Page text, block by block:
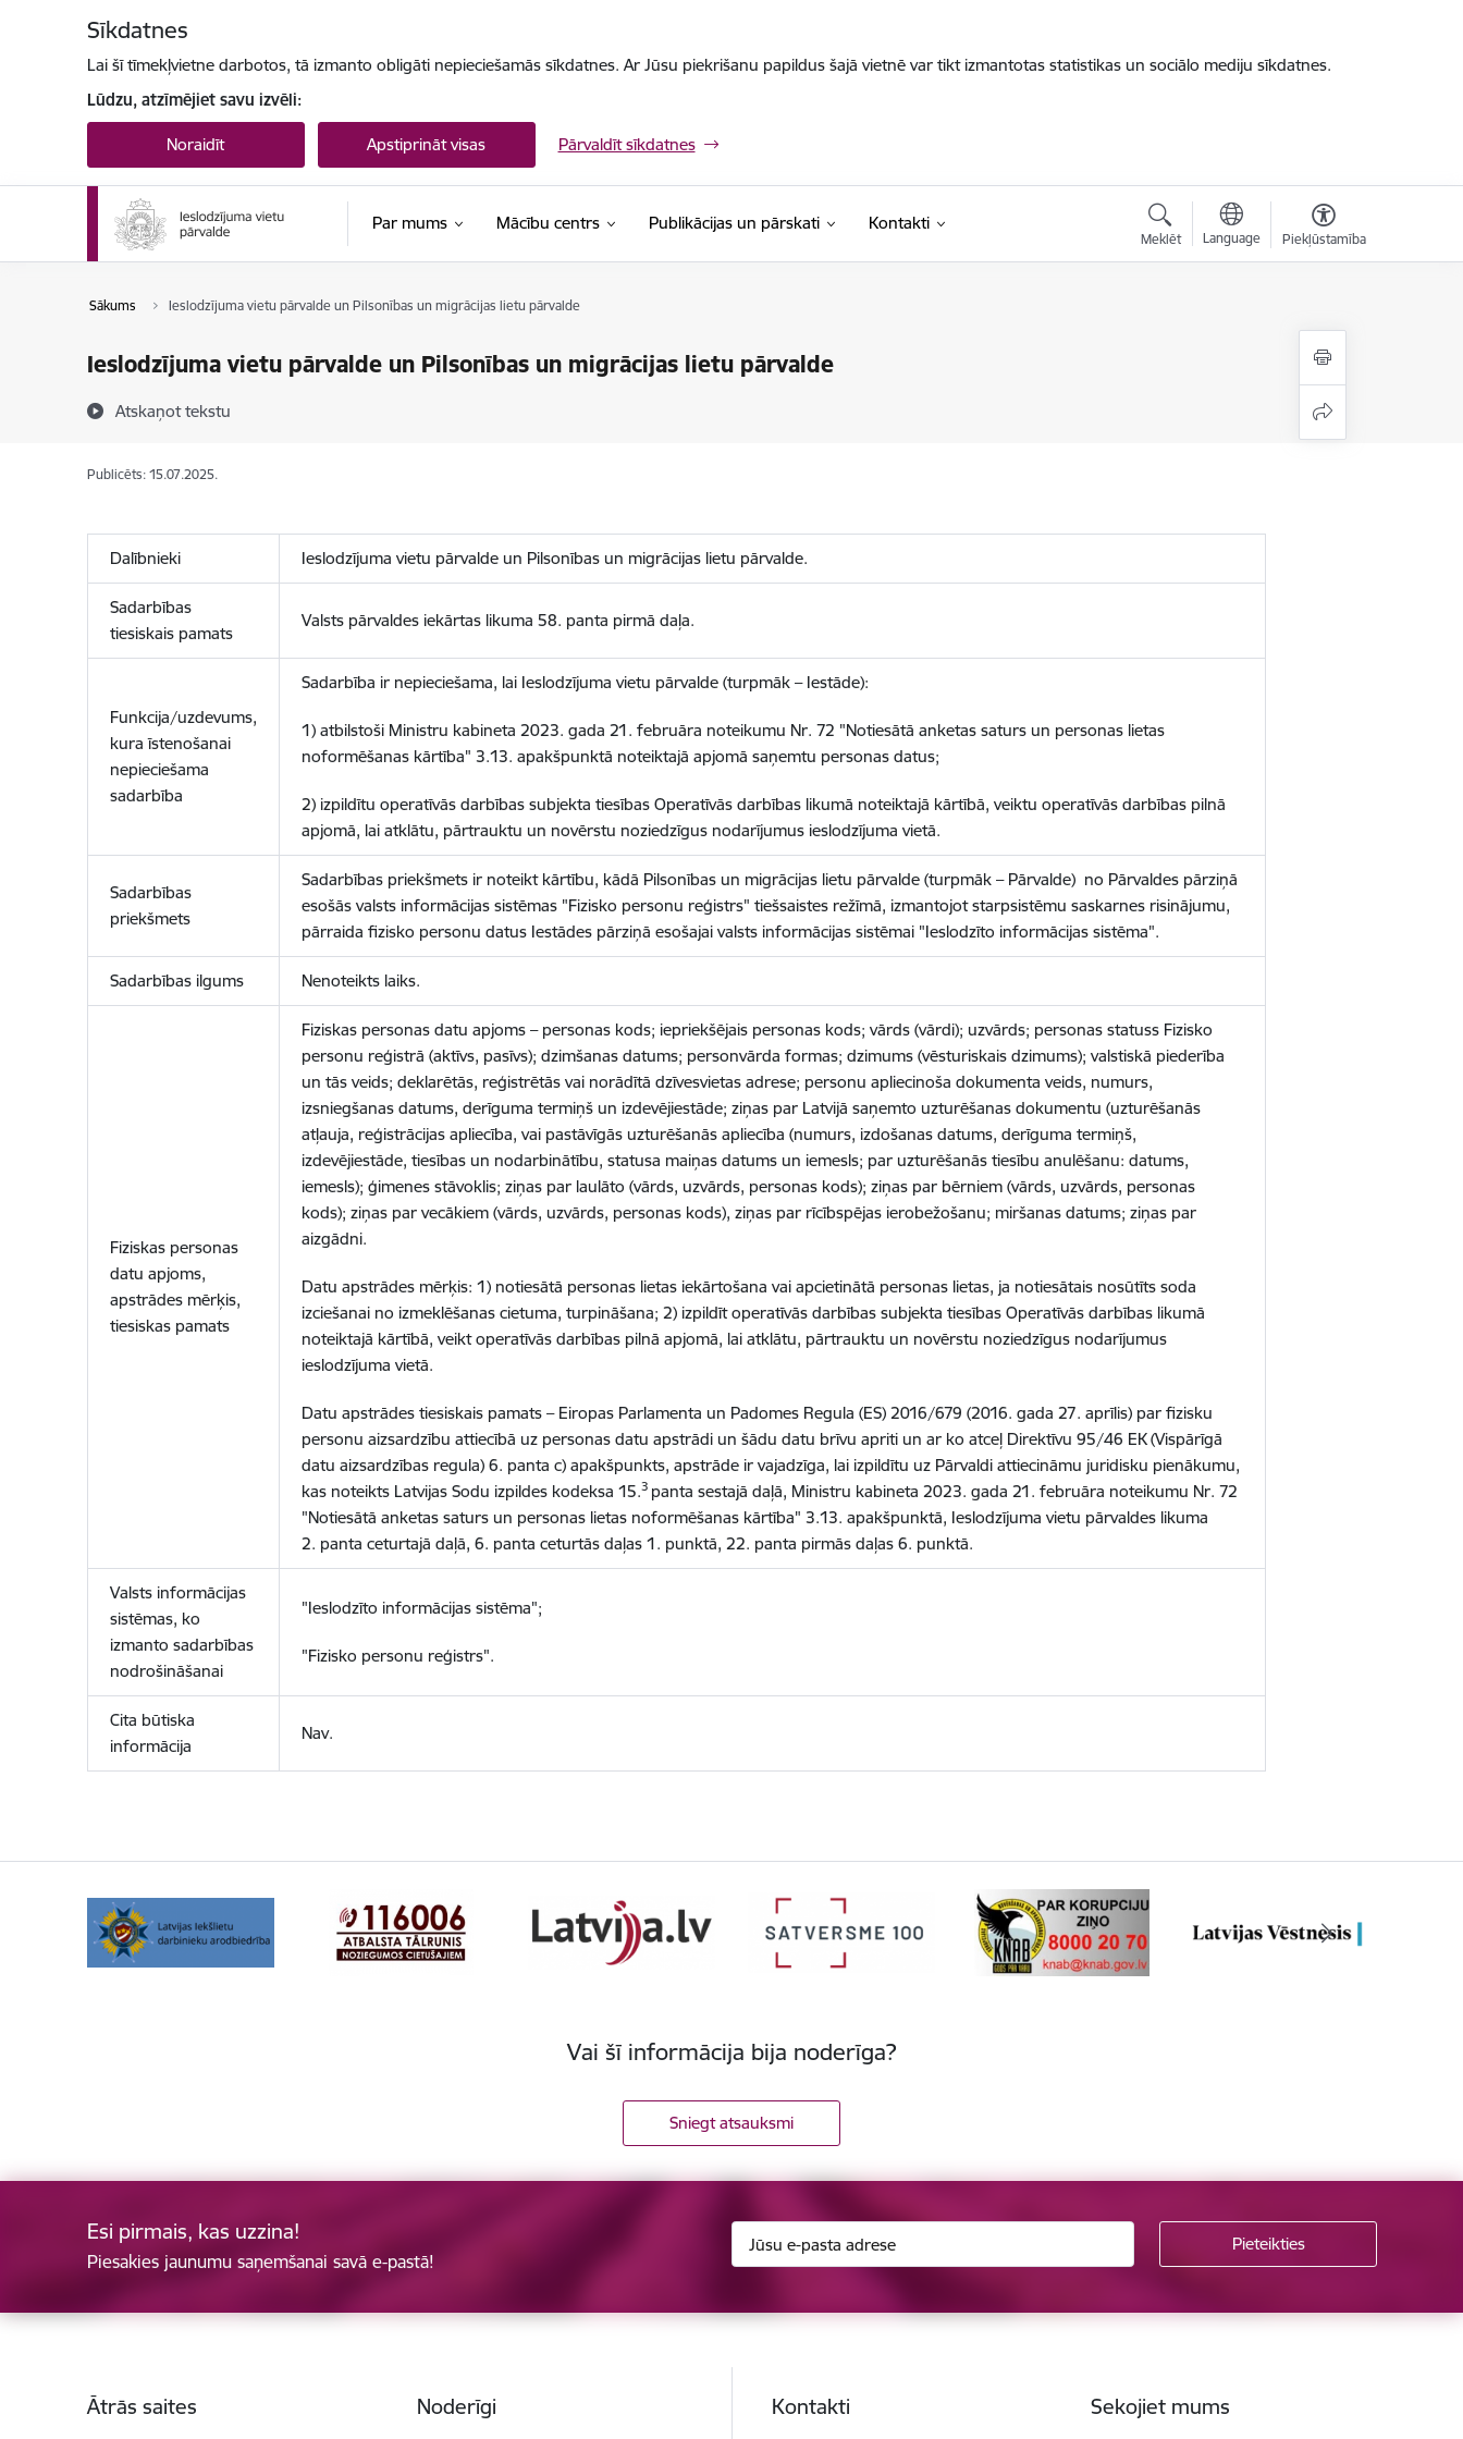
Sīkdatnes
Lai šī tīmekļvietne darbotos, tā izmanto obligāti nepieciešamās sīkdatnes. Ar Jūsu piekrišanu papildus šajā vietnē var tikt izmantotas statistikas un sociālo mediju sīkdatnes.
Lūdzu, atzīmējiet savu izvēli:
Noraidīt Apstiprināt visas Pārvaldīt sīkdatnes
Par mums Mācību centrs Publikācijas un pārskati Kontakti
Meklēt Language Piekļūstamība
Sākums Ieslodzījuma vietu pārvalde un Pilsonības un migrācijas lietu pārvalde
Ieslodzījuma vietu pārvalde un Pilsonības un migrācijas lietu pārvalde
Atskaņot tekstu
Publicēts: 15.07.2025.
Dalībnieki Ieslodzījuma vietu pārvalde un Pilsonības un migrācijas lietu pārvalde.
Sadarbības
tiesiskais pamats
Valsts pārvaldes iekārtas likuma 58. panta pirmā daļa.
Funkcija/uzdevums,
kura īstenošanai
nepieciešama
sadarbība
Sadarbība ir nepieciešama, lai Ieslodzījuma vietu pārvalde (turpmāk – Iestāde):
1) atbilstoši Ministru kabineta 2023. gada 21. februāra noteikumu Nr. 72 "Notiesātā anketas saturs un personas lietas
noformēšanas kārtība" 3.13. apakšpunktā noteiktajā apjomā saņemtu personas datus;
2) izpildītu operatīvās darbības subjekta tiesības Operatīvās darbības likumā noteiktajā kārtībā, veiktu operatīvās darbības pilnā
apjomā, lai atklātu, pārtrauktu un novērstu noziedzīgus nodarījumus ieslodzījuma vietā.
Sadarbības
priekšmets
Sadarbības priekšmets ir noteikt kārtību, kādā Pilsonības un migrācijas lietu pārvalde (turpmāk – Pārvalde) no Pārvaldes pārziņā
esošās valsts informācijas sistēmas "Fizisko personu reģistrs" tiešsaistes režīmā, izmantojot starpsistēmu saskarnes risinājumu,
pārraida fizisko personu datus Iestādes pārziņā esošajai valsts informācijas sistēmai "Ieslodzīto informācijas sistēma".
Sadarbības ilgums Nenoteikts laiks.
Fiziskas personas
datu apjoms,
apstrādes mērķis,
tiesiskas pamats
Fiziskas personas datu apjoms – personas kods; iepriekšējais personas kods; vārds (vārdi); uzvārds; personas statuss Fizisko
personu reģistrā (aktīvs, pasīvs); dzimšanas datums; personvārda formas; dzimums (vēsturiskais dzimums); valstiskā piederība
un tās veids; deklarētās, reģistrētās vai norādītā dzīvesvietas adrese; personu apliecinoša dokumenta veids, numurs,
izsniegšanas datums, derīguma termiņš un izdevējiestāde; ziņas par Latvijā saņemto uzturēšanas dokumentu (uzturēšanās
atļauja, reģistrācijas apliecība, vai pastāvīgās uzturēšanās apliecība (numurs, izdošanas datums, derīguma termiņš,
izdevējiestāde, tiesības un nodarbinātību, statusa maiņas datums un iemesls; par uzturēšanās tiesību anulēšanu: datums,
iemesls); ģimenes stāvoklis; ziņas par laulāto (vārds, uzvārds, personas kods); ziņas par bērniem (vārds, uzvārds, personas
kods); ziņas par vecākiem (vārds, uzvārds, personas kods), ziņas par rīcībspējas ierobežošanu; miršanas datums; ziņas par
aizgādni.
Datu apstrādes mērķis: 1) notiesātā personas lietas iekārtošana vai apcietinātā personas lietas, ja notiesātais nosūtīts soda
izciešanai no izmeklēšanas cietuma, turpināšana; 2) izpildīt operatīvās darbības subjekta tiesības Operatīvās darbības likumā
noteiktajā kārtībā, veikt operatīvās darbības pilnā apjomā, lai atklātu, pārtrauktu un novērstu noziedzīgus nodarījumus
ieslodzījuma vietā.
Datu apstrādes tiesiskais pamats – Eiropas Parlamenta un Padomes Regula (ES) 2016/679 (2016. gada 27. aprīlis) par fizisku
personu aizsardzību attiecībā uz personas datu apstrādi un šādu datu brīvu apriti un ar ko atceļ Direktīvu 95/46 EK (Vispārīgā
datu aizsardzības regula) 6. panta c) apakšpunkts, apstrāde ir vajadzīga, lai izpildītu uz Pārvaldi attiecināmu juridisku pienākumu,
kas noteikts Latvijas Sodu izpildes kodeksa 15.3 panta sestajā daļā, Ministru kabineta 2023. gada 21. februāra noteikumu Nr. 72
"Notiesātā anketas saturs un personas lietas noformēšanas kārtība" 3.13. apakšpunktā, Ieslodzījuma vietu pārvaldes likuma
2. panta ceturtajā daļā, 6. panta ceturtās daļas 1. punktā, 22. panta pirmās daļas 6. punktā.
Valsts informācijas
sistēmas, ko
izmanto sadarbības
nodrošināšanai
"Ieslodzīto informācijas sistēma";
"Fizisko personu reģistrs".
Cita būtiska
informācija
Nav.
Vai šī informācija bija noderīga?
Sniegt atsauksmi
Esi pirmais, kas uzzina!
Piesakies jaunumu saņemšanai savā e-pastā!
Ātrās saites Noderīgi Kontakti Sekojiet mums